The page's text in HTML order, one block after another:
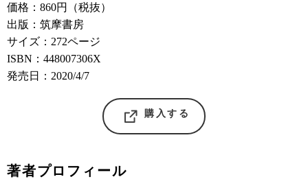
価格：860円（税抜）
出版：筑摩書房
サイズ：272ページ
ISBN：448007306X
発売日：2020/4/7
購入する
著者プロフィール